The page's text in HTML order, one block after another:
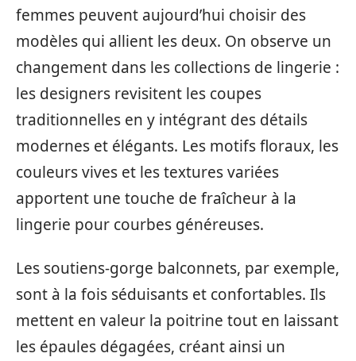
femmes peuvent aujourd’hui choisir des
modèles qui allient les deux. On observe un
changement dans les collections de lingerie :
les designers revisitent les coupes
traditionnelles en y intégrant des détails
modernes et élégants. Les motifs floraux, les
couleurs vives et les textures variées
apportent une touche de fraîcheur à la
lingerie pour courbes généreuses.
Les soutiens-gorge balconnets, par exemple,
sont à la fois séduisants et confortables. Ils
mettent en valeur la poitrine tout en laissant
les épaules dégagées, créant ainsi un